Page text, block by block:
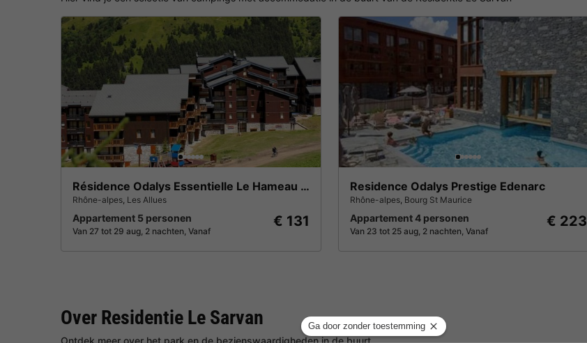
Résidence Odalys Essentielle Le Hameau du Mottaret
Rhône-alpes Les Allues
Appartement 5 personen
Van 27 tot 29 aug, 2 nachten, Vanaf
€ 131
Residence Odalys Prestige Edenarc
Rhône-alpes Bourg St Maurice
Appartement 4 personen
Van 23 tot 25 aug, 2 nachten, Vanaf
€ 223
Over Residentie Le Sarvan
Ontdek meer over het park en de bezienswaardigheden in de buurt.